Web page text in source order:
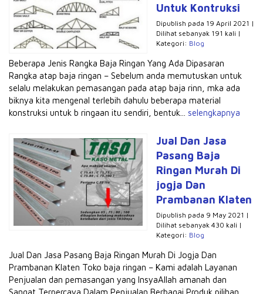
Untuk Kontruksi
Dipublish pada 19 April 2021 |
Dilihat sebanyak 191 kali |
Kategori: Blog
Beberapa Jenis Rangka Baja Ringan Yang Ada Dipasaran
Rangka atap baja ringan – Sebelum anda memutuskan untuk
selalu melakukan pemasangan pada atap baja rinn, mka ada
biknya kita mengenal terlebih dahulu beberapa material
konstruksi untuk b ringaan itu sendiri, bentuk... selengkapnya
Jual Dan Jasa
Pasang Baja
Ringan Murah Di
jogja Dan
Prambanan Klaten
Dipublish pada 9 May 2021 |
Dilihat sebanyak 430 kali |
Kategori: Blog
Jual Dan Jasa Pasang Baja Ringan Murah Di Jogja Dan
Prambanan Klaten Toko baja ringan – Kami adalah Layanan
Penjualan dan pemasangan yang InsyaAllah amanah dan
Sangat Terpercaya Dalam Penjualan Berbagai Produk pilihan